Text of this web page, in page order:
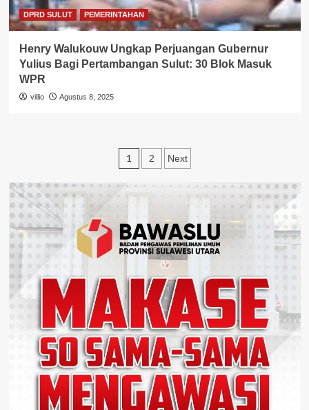
DPRD SULUT PEMERINTAHAN
Henry Walukouw Ungkap Perjuangan Gubernur
Yulius Bagi Pertambangan Sulut: 30 Blok Masuk
WPR
villio Agustus 8, 2025
Paginasi
pos
1 2 Next